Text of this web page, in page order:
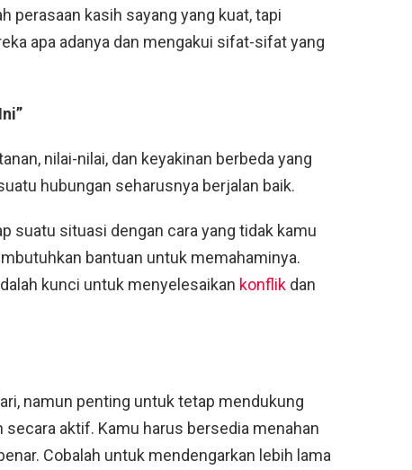
perasaan kasih sayang yang kuat, tapi
apa adanya dan mengakui sifat-sifat yang
nilai-nilai, dan keyakinan berbeda yang
hubungan seharusnya berjalan baik.
suatu situasi dengan cara yang tidak kamu
bantuan untuk memahaminya.
kunci untuk menyelesaikan konflik dan
namun penting untuk tetap mendukung
aktif. Kamu harus bersedia menahan
Cobalah untuk mendengarkan lebih lama